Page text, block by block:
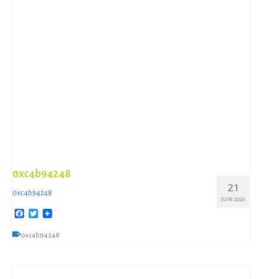
21
JUIN 2026
0xc4b94248
0xc4b94248
Facebook
Twitter
0xc4b94248